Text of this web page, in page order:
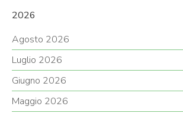
2026
Agosto 2026
Luglio 2026
Giugno 2026
Maggio 2026